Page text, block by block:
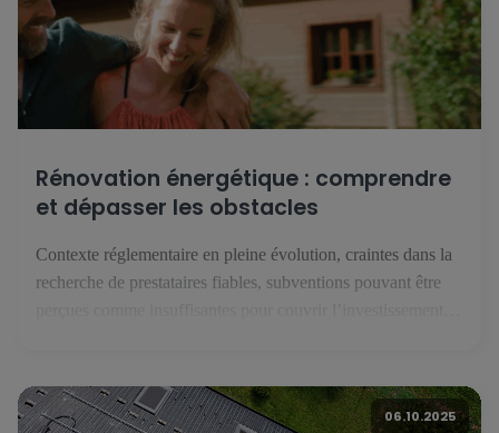
Rénovation énergétique : comprendre
et dépasser les obstacles
Contexte réglementaire en pleine évolution, craintes dans la
recherche de prestataires fiables, subventions pouvant être
hésitent à franchir le pas de la rénovation énergétique. Une
étude européenne réalisée par BNP Paribas avec l’institut
06.10.2025